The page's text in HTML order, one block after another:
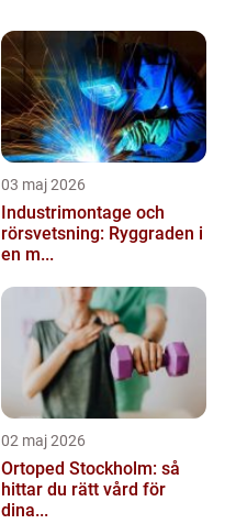
03 maj 2026
Industrimontage och
rörsvetsning: Ryggraden i
en m...
02 maj 2026
Ortoped Stockholm: så
hittar du rätt vård för
dina...